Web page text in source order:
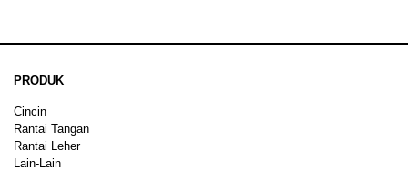
PRODUK
Cincin
Rantai Tangan
Rantai Leher
Lain-Lain